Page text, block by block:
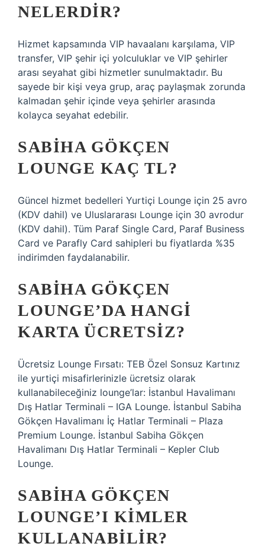
NELERDIR?
Hizmet kapsamında VIP havaalanı karşılama, VIP
transfer, VIP şehir içi yolculuklar ve VIP şehirler
arası seyahat gibi hizmetler sunulmaktadır. Bu
sayede bir kişi veya grup, araç paylaşmak zorunda
kalmadan şehir içinde veya şehirler arasında
kolayca seyahat edebilir.
SABIHA GÖKÇEN
LOUNGE KAÇ TL?
Güncel hizmet bedelleri Yurtiçi Lounge için 25 avro
(KDV dahil) ve Uluslararası Lounge için 30 avrodur
(KDV dahil). Tüm Paraf Single Card, Paraf Business
Card ve Parafly Card sahipleri bu fiyatlarda %35
indirimden faydalanabilir.
SABIHA GÖKÇEN
LOUNGE’DA HANGI
KARTA ÜCRETSIZ?
Ücretsiz Lounge Fırsatı: TEB Özel Sonsuz Kartınız
ile yurtiçi misafirlerinizle ücretsiz olarak
kullanabileceğiniz lounge’lar: İstanbul Havalimanı
Dış Hatlar Terminali – IGA Lounge. İstanbul Sabiha
Gökçen Havalimanı İç Hatlar Terminali – Plaza
Premium Lounge. İstanbul Sabiha Gökçen
Havalimanı Dış Hatlar Terminali – Kepler Club
Lounge.
SABIHA GÖKÇEN
LOUNGE’I KIMLER
KULLANABILIR?